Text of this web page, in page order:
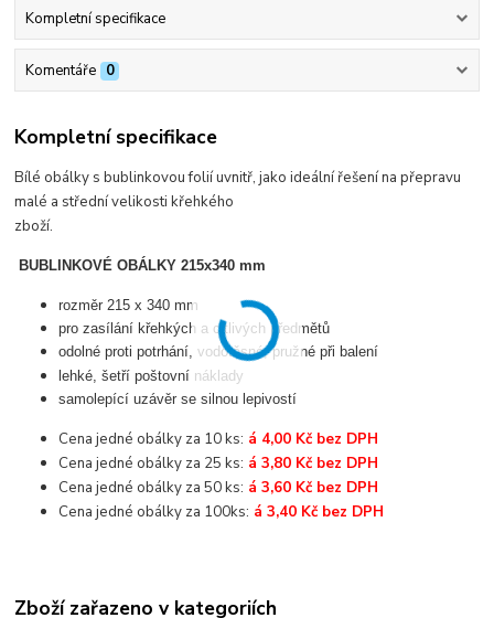
Kompletní specifikace
Komentáře 0
Kompletní specifikace
Bílé obálky s bublinkovou folií uvnitř, jako ideální řešení na přepravu
malé a střední velikosti křehkého
zboží.
BUBLINKOVÉ OBÁLKY 215x340 mm
rozměr 215 x 340 mm
pro zasílání křehkých a citlivých předmětů
odolné proti potrhání, vodotěsné, pružné při balení
lehké, šetří poštovní náklady
samolepící uzávěr se silnou lepivostí
Cena jedné obálky za 10 ks: á 4,00 Kč bez DPH
Cena jedné obálky za 25 ks: á 3,80 Kč bez DPH
Cena jedné obálky za 50 ks: á 3,60 Kč bez DPH
Cena jedné obálky za 100ks: á 3,40 Kč bez DPH
Zboží zařazeno v kategoriích